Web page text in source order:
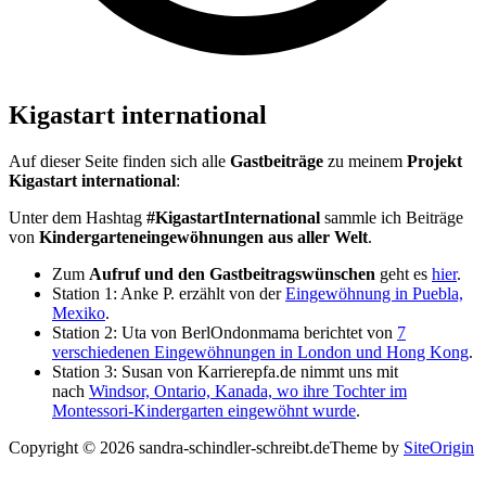
Kigastart international
Auf dieser Seite finden sich alle Gastbeiträge zu meinem Projekt
Kigastart international:
Unter dem Hashtag #KigastartInternational sammle ich Beiträge
von Kindergarteneingewöhnungen aus aller Welt.
Zum Aufruf und den Gastbeitragswünschen geht es hier.
Station 1: Anke P. erzählt von derEingewöhnung in Puebla,
Mexiko.
Station 2: Uta von BerlOndonmama berichtet von 7
verschiedenen Eingewöhnungen in London und Hong Kong.
Station 3: Susan von Karrierepfa.de nimmt uns mit
nach Windsor, Ontario, Kanada, wo ihre Tochter im
Montessori-Kindergarten eingewöhnt wurde.
Copyright © 2026 sandra-schindler-schreibt.deTheme by SiteOrigin